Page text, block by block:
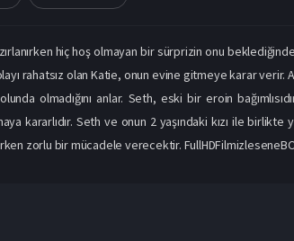
hiç hoş olmayan bir sürprizin onu
rahatsız olan Katie, onun evine gitmeye karar verir.
olmadığını anlar. Seth, eski bir eroin
kararlıdır. Seth ve onun 2 yaşındaki kızı ile
zorlu bir mücadele verecektir.